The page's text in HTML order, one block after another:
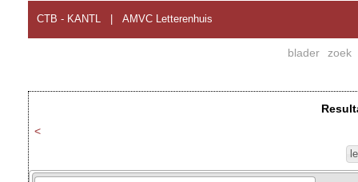
CTB - KANTL AMVC Letterenhuis
blader zoek
<